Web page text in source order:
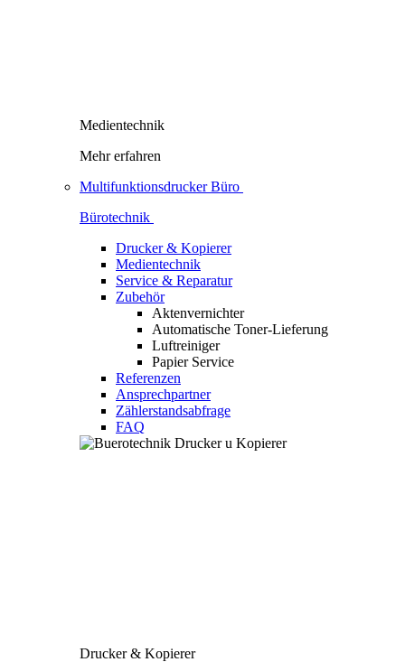
Medientechnik
Mehr erfahren
Multifunktionsdrucker Büro
Bürotechnik
Drucker & Kopierer
Medientechnik
Service & Reparatur
Zubehör
Aktenvernichter
Automatische Toner-Lieferung
Luftreiniger
Papier Service
Referenzen
Ansprechpartner
Zählerstandsabfrage
FAQ
Drucker & Kopierer